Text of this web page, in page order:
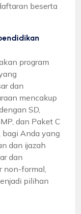
beserta
program
dan
mencakup
SD,
dan Paket C
bagi Anda yang
dan ijazah
dan
non-formal,
pilihan